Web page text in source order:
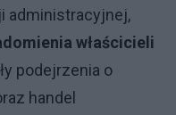
administracyjnej,
właścicieli
podejrzenia o
handel